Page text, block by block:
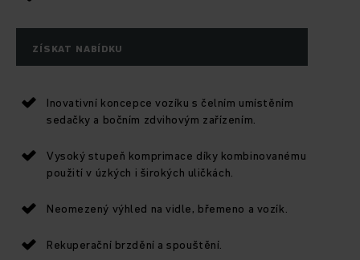
ZÍSKAT NABÍDKU
Inovativní koncepce vozíku s čelním umístěním
sedačky a bočním zdvihovým zařízením.
Vysoký stupeň komprimace díky kombinovanému
použití v úzkých i širokých uličkách.
Neomezený výhled na vidle, břemeno a vozík.
Rekuperační brzdění a spouštění.